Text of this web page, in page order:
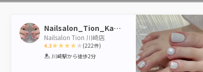
Nailsalon_Tion_Kawasaki
Nailsalon Tion 川崎店
4.3
1 2 3 4 5
(222件)
川崎駅から徒歩2分